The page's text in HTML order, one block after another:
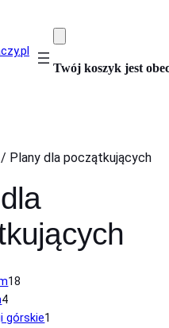
Twój koszyk jest
/ Plany dla początkujących
18
44
produkty
górskie1